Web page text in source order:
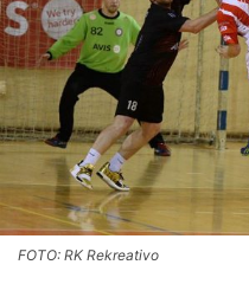
FOTO: RK Rekreativo